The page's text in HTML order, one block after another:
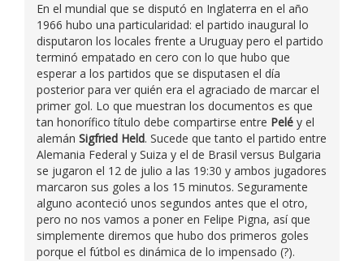
En el mundial que se disputó en Inglaterra en el año
1966 hubo una particularidad: el partido inaugural lo
disputaron los locales frente a Uruguay pero el partido
terminó empatado en cero con lo que hubo que
esperar a los partidos que se disputasen el día
posterior para ver quién era el agraciado de marcar el
primer gol. Lo que muestran los documentos es que
tan honorífico título debe compartirse entre Pelé y el
alemán Sigfried Held. Sucede que tanto el partido entre
Alemania Federal y Suiza y el de Brasil versus Bulgaria
se jugaron el 12 de julio a las 19:30 y ambos jugadores
marcaron sus goles a los 15 minutos. Seguramente
alguno aconteció unos segundos antes que el otro,
pero no nos vamos a poner en Felipe Pigna, así que
simplemente diremos que hubo dos primeros goles
porque el fútbol es dinámica de lo impensado (?).